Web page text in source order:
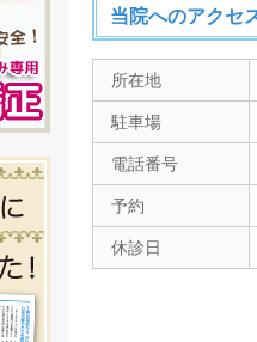
当院へのアクセ
所在地
駐車場
電話番号
予約
休診日